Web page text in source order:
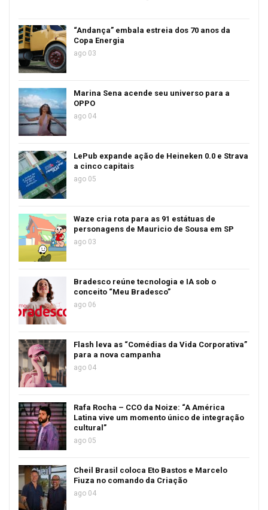
“Andança” embala estreia dos 70 anos da
Copa Energia
ago 03
Marina Sena acende seu universo para a
OPPO
ago 04
LePub expande ação de Heineken 0.0 e Strava
a cinco capitais
ago 05
Waze cria rota para as 91 estátuas de
personagens de Mauricio de Sousa em SP
ago 03
Bradesco reúne tecnologia e IA sob o
conceito “Meu Bradesco”
ago 06
Flash leva as “Comédias da Vida Corporativa”
para a nova campanha
ago 04
Rafa Rocha – CCO da Noize: “A América
Latina vive um momento único de integração
cultural”
ago 05
Cheil Brasil coloca Eto Bastos e Marcelo
Fiuza no comando da Criação
ago 04